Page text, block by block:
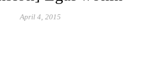
April 4, 2015